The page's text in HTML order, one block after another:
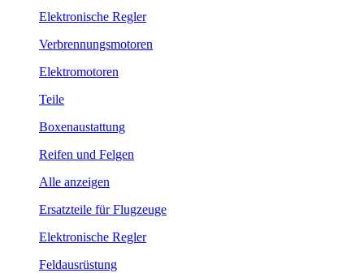
Elektronische Regler
Verbrennungsmotoren
Elektromotoren
Teile
Boxenaustattung
Reifen und Felgen
Alle anzeigen
Ersatzteile für Flugzeuge
Elektronische Regler
Feldausrüstung